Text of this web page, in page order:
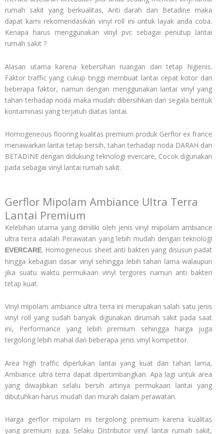
rumah sakit yang berkualitas, Anti darah dan Betadine maka
dapat kami rekomendasikan vinyl roll ini untuk layak anda coba.
Kenapa harus menggunakan vinyl pvc sebagai penutup lantai
rumah sakit ?
Alasan utama karena kebersihan ruangan dan tetap higienis.
Faktor traffic yang cukup tinggi membuat lantai cepat kotor dari
beberapa faktor, namun dengan menggunakan lantai vinyl yang
tahan terhadap noda maka mudah dibersihkan dari segala bentuk
kontaminasi yang terjatuh diatas lantai.
Homogeneous flooring kualitas premium produk Gerflor ex france
menawarkan lantai tetap bersih, tahan terhadap noda DARAH dan
BETADINE dengan didukung teknologi evercare, Cocok digunakan
pada sebagai vinyl lantai rumah sakit.
Gerflor Mipolam Ambiance Ultra Terra
Lantai Premium
Kelebihan utama yang dimiliki oleh jenis vinyl mipolam ambiance
ultra terra adalah Perawatan yang lebih mudah dengan teknologi
EVERCARE. Homogeneous sheet anti bakteri yang disusun padat
hingga kebagian dasar vinyl sehingga lebih tahan lama walaupun
jika suatu waktu permukaan vinyl tergores namun anti bakteri
tetap kuat.
Vinyl mipolam ambiance ultra terra ini merupakan salah satu jenis
vinyl roll yang sudah banyak digunakan dirumah sakit pada saat
ini, Performance yang lebih premium sehingga harga juga
tergolong lebih mahal dari beberapa jenis vinyl kompetitor.
Area high traffic diperlukan lantai yang kuat dan tahan lama,
Ambiance ultra terra dapat dipertimbangkan. Apa lagi untuk area
yang diwajibkan selalu bersih artinya permukaan lantai yang
dibutuhkan harus mudah dan murah dalam perawatan.
Harga gerflor mipolam ini tergolong premium karena kualitas
yang premium juga. Selaku Distributor vinyl lantai rumah sakit,